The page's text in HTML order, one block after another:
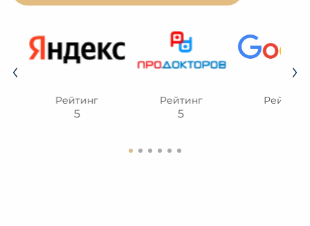
Рейтинг
5
Рейтинг
5
Рейтинг